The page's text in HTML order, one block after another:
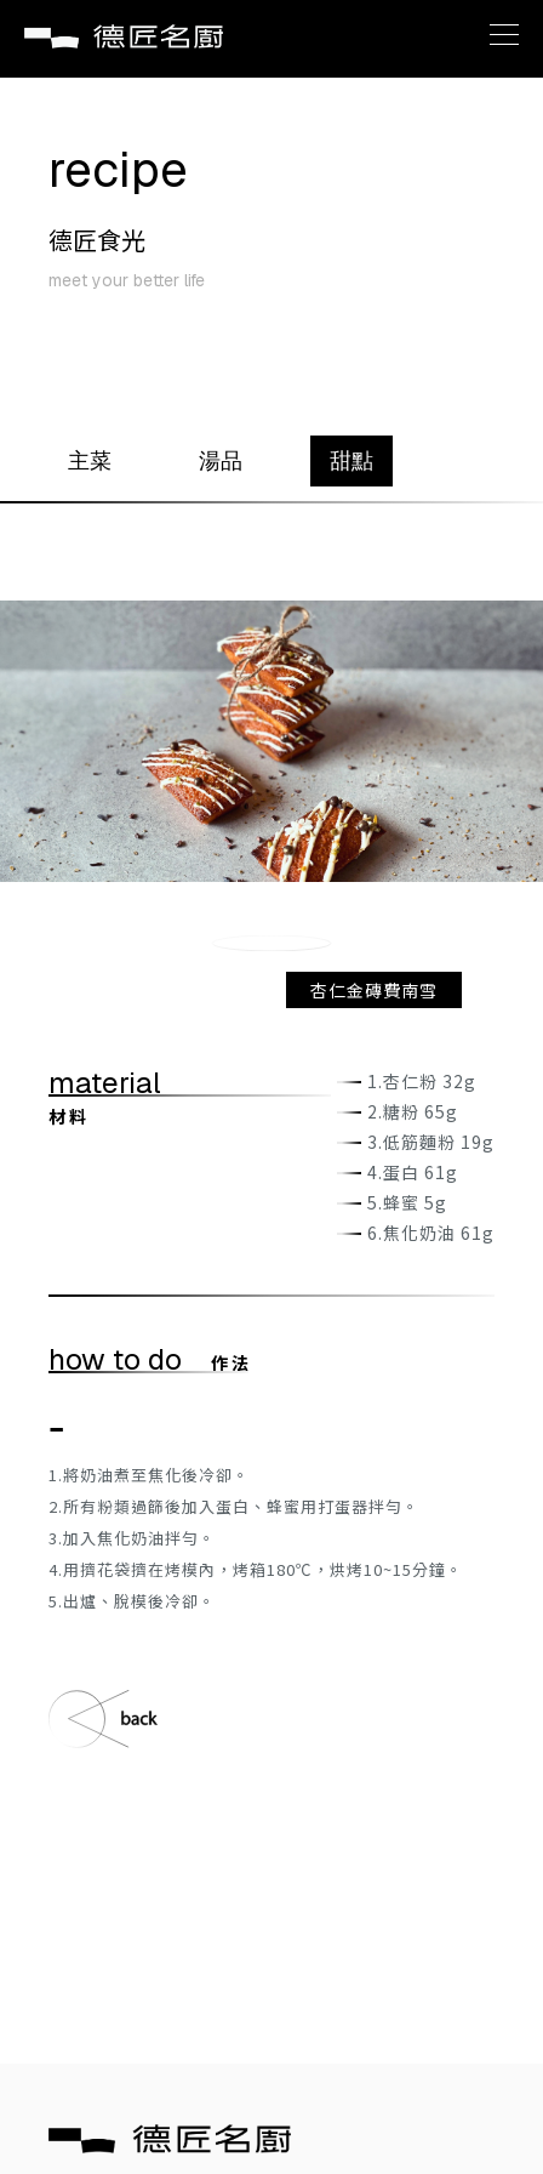
recipe
contact us
recipe
德匠食光
meet your better life
主菜 湯品 甜點
杏仁金磚費南雪
material
材 料
1.杏仁粉 32g
2.糖粉 65g
3.低筋麵粉 19g
4.蛋白 61g
5.蜂蜜 5g
6.焦化奶油 61g
how to do 作 法
-
1.將奶油煮至焦化後冷卻。
2.所有粉類過篩後加入蛋白、蜂蜜用打蛋器拌勻。
3.加入焦化奶油拌勻。
4.用擠花袋擠在烤模內，烤箱180℃，烘烤10~15分鐘。
5.出爐、脫模後冷卻。